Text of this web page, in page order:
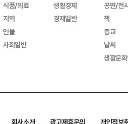
식품/의료
지역
인물
사회일반
생활경제
경제일반
공연/전
책
종교
날씨
생활문
회사소개 광고제휴문의
개인정보